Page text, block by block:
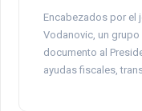
Encabezados por el
Vodanovic, un grupo
documento al
ayudas fiscales,